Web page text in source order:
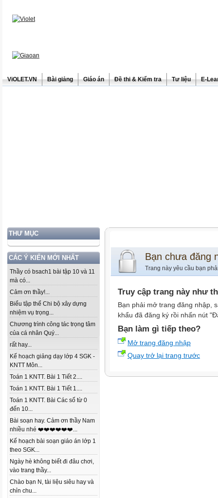
ViOLET.VN Bài giảng Giáo án Đề thi & Kiểm tra Tư liệu E-
THƯ MỤC
CÁC Ý KIẾN MỚI NHẤT
Thầy có bsach1 bài tập 10 và 11
mà có...
Cảm ơn thầy!...
Biểu tập thể Chi bộ xây dựng
nhiệm vụ trọng...
Chương trình công tác trọng tâm
của cá nhân Quý...
rất hay...
Kế hoạch giảng dạy lớp 4 SGK -
KNTT Môn...
Toán 1 KNTT. Bài 1 Tiết 2....
Toán 1 KNTT. Bài 1 Tiết 1....
Toán 1 KNTT. Bài Các số từ 0
đến 10...
Bài soạn hay. Cảm ơn thầy Nam
nhiều nhé ❤️❤️❤️❤️❤️❤️...
Kế hoạch bài soạn giáo án lớp 1
theo SGK...
Ngày hè không biết đi đâu chơi,
vào trang thầy...
Chào bạn N, tài liệu siêu hay và
chỉn chu...
Bạn chưa đăng
Trang này yêu cầu bạn
Truy cập trang này như
Bạn phải mở trang đăng nhập,
khẩu đã đăng ký rồi nhấn nút
Bạn làm gì tiếp theo?
Mở trang đăng nhập
Quay trở lại trang trước